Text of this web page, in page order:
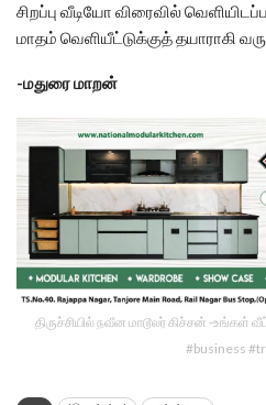
சிறப்பு வீடியோ விரைவில்
மாதம் வெளியீட்டுக்குத் தயாராகி
-மதுரை மாறன்
திருச்சியில் நவீன மாடூலர் கிச்சன் -உங்கள்
#business